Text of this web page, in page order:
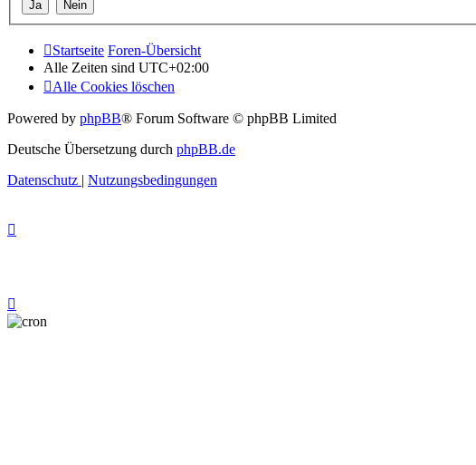
Startseite Foren-Übersicht
Alle Zeiten sind UTC+02:00
Alle Cookies löschen
Powered by phpBB® Forum Software © phpBB Limited
Deutsche Übersetzung durch phpBB.de
Datenschutz | Nutzungsbedingungen